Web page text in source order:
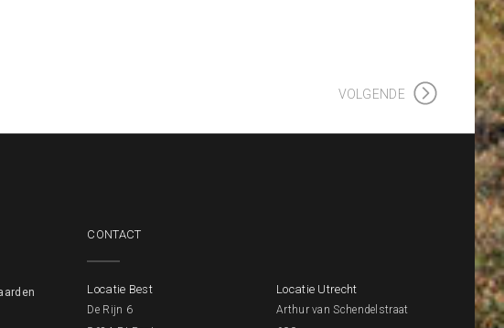
VOLGENDE
CONTACT
Locatie Best
De Rijn 6
Locatie Utrecht
Arthur van Schendelstraat